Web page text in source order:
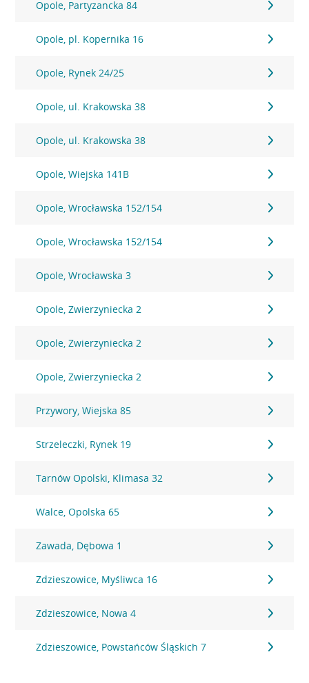
Opole, Partyzancka 84
Opole, pl. Kopernika 16
Opole, Rynek 24/25
Opole, ul. Krakowska 38
Opole, ul. Krakowska 38
Opole, Wiejska 141B
Opole, Wrocławska 152/154
Opole, Wrocławska 152/154
Opole, Wrocławska 3
Opole, Zwierzyniecka 2
Opole, Zwierzyniecka 2
Opole, Zwierzyniecka 2
Przywory, Wiejska 85
Strzeleczki, Rynek 19
Tarnów Opolski, Klimasa 32
Walce, Opolska 65
Zawada, Dębowa 1
Zdzieszowice, Myśliwca 16
Zdzieszowice, Nowa 4
Zdzieszowice, Powstańców Śląskich 7